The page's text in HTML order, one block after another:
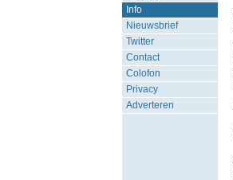
Info
Nieuwsbrief
Twitter
Contact
Colofon
Privacy
Adverteren